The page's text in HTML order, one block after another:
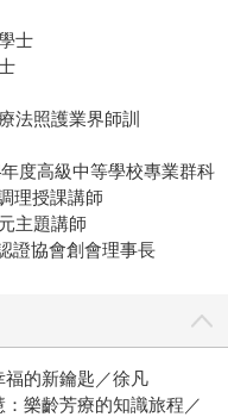
士
法照護業界師訓
度高級中等學校專業群科
理授課講師
主題講師
證協會創會理事長
福的新鑰匙／徐凡
：樂齡芳療的知識旅程／